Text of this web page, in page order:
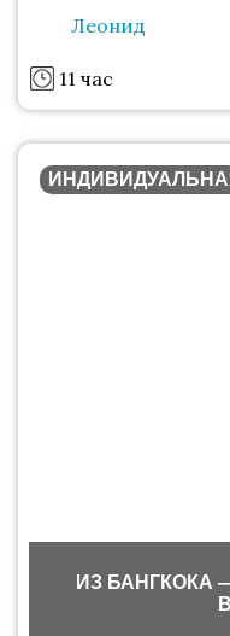
Леонид
11 час
ИЗ БАНГКОКА